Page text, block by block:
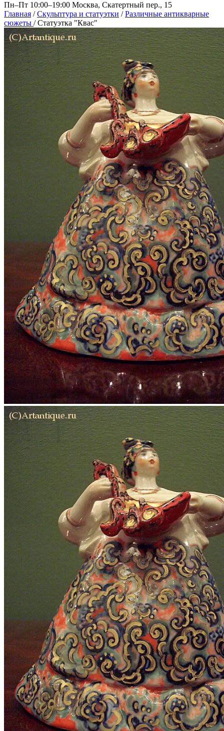
Пн–Пт 10:00–19:00 Москва, Скатертный пер., 15
Главная / Скульптура и статуэтки / Различные антикварные
сюжеты / Статуэтка "Квас"